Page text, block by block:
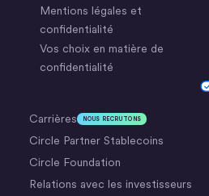
Carrières NOUS RECRUTONS
Circle Partner Stablecoins
Circle Foundation
Relations avec les investisseurs
Mentions légales et
confidentialité
Vos choix en matière de
confidentialité